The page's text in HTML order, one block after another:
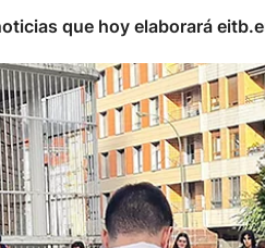
que hoy elaborará